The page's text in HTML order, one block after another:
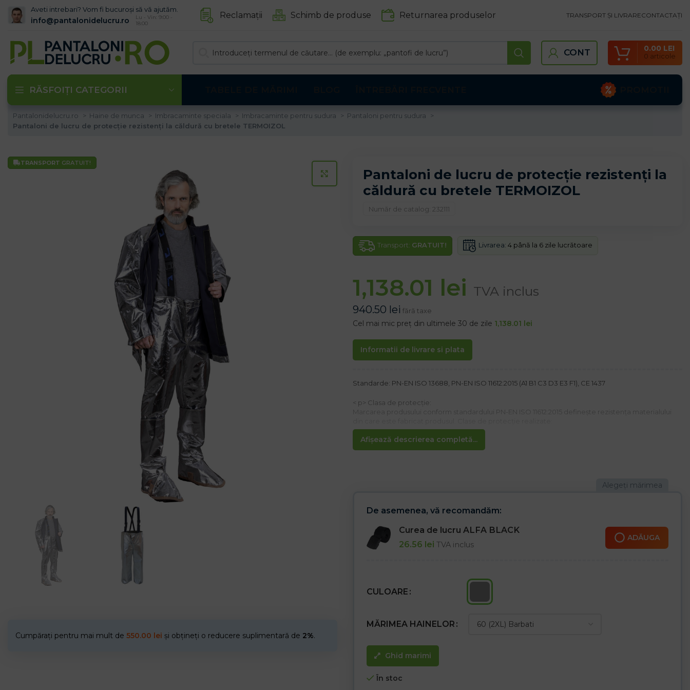
Aveti intrebari? Vom fi bucuroși să vă ajutăm.
info@pantalonidelucru.ro
Lu - Vin: 9:00 -
18:00
Reclamații Schimb de produse Returnarea produselor TRANSPORT ȘI LIVRARECONTACTAȚI
CONT 0 articole
0.00 LEI
RĂSFOIȚI CATEGORII
Pantalonidelucru.ro Haine de munca Imbracaminte speciala Imbracaminte pentru sudura
Pantaloni pentru sudura
Pantaloni de lucru de protecție rezistenți la căldură cu bretele TERMOIZOL
TRANSPORT GRATUIT!
CLICK PENTRU A MARI
Cumpărați pentru mai mult de 550.00 lei și obțineți o reducere suplimentară de 2%.
Pantaloni de lucru de protecție rezistenți la
căldură cu bretele TERMOIZOL
Număr de catalog: 232111
Transport: GRATUIT! Livrarea: 4 până la 6 zile lucrătoare
1,138.01 lei TVA inclus
940.50 lei fără taxe
Cel mai mic preț din ultimele 30 de zile 1,138.01 lei
Informatii de livrare si plata
Afișează descrierea completă...
Standarde: PN-EN ISO 13688, PN-EN ISO 11612:2015 (A1 B1 C3 D3 E3 F1), CE 1437
< p> Clasa de protecție:
Marcarea produsului conform standardului PN-EN ISO 11612:2015 definește rezistența materialului
A1 – Rezistentă la aprindere, metoda contactului suprafeței cu flacăra.
B1 – clasa de rezistență la patrunderea caldurii din flacara.
F1 – rezistență clasa 1 pentru transferul de căldură atunci când intră în contact cu căldură
/>Tesătură din sticlă metalizată
Căptușeală din țesătură de bumbac ignifugă
Caracteristici:
– Pantalonii cu fermoar sunt prinși cu două piese catarame până la talie
– protejează împotriva flăcărilor, stropilor de metal topit și radiațiilor intense de căldură
– Conceput pentru a fi utilizat împreună cu îmbrăcăminte sau alte îmbrăcăminte de protecție
– Recomandat pentru lucru: turnătorie de metal, călire, laminare moara, topitorie
De asemenea, vă recomandăm:
Curea de lucru ALFA BLACK
26.56 lei TVA inclus
ADĂUGA
CULOARE
MĂRIMEA HAINELOR
Ghid marimi
În stoc